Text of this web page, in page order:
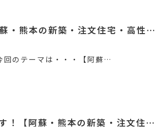
・熊本の新築・注文住宅・高性…
回のテーマは・・・【阿蘇…
！【阿蘇・熊本の新築・注文住…